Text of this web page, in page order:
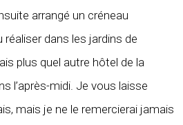
arrangé un créneau
réaliser dans les jardins de
plus quel autre hôtel de la
l’après-midi. Je vous laisse
mais je ne le remercierai jamais